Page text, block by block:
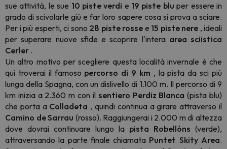
sue attività, le sue 10 piste verdi e 19 piste blu per essere in
grado di scivolarle giù e far loro sapere cosa si prova a sciare.
Per i più esperti, ci sono 28 piste rosse e 15 piste nere , ideali
per superare nuove sfide e scoprire l'intera area sciistica
Cerler .
Un altro motivo per scegliere questa località invernale è che
qui troverai il famoso percorso di 9 km , la pista da sci più
lunga della Spagna, con un dislivello di 1.100 m. Il percorso di 9
km inizia a 2.360 m con il sentiero Perdiz Blanca (pista blu)
che porta a Colladeta , quindi continua a girare attraverso il
Camino de Sarrau (rosso). Raggiungerai i 2.000 m di altezza
dove dovrai continuare lungo la pista Robellóns (verde),
attraversando la parte finale chiamata Puntet Skity Area.